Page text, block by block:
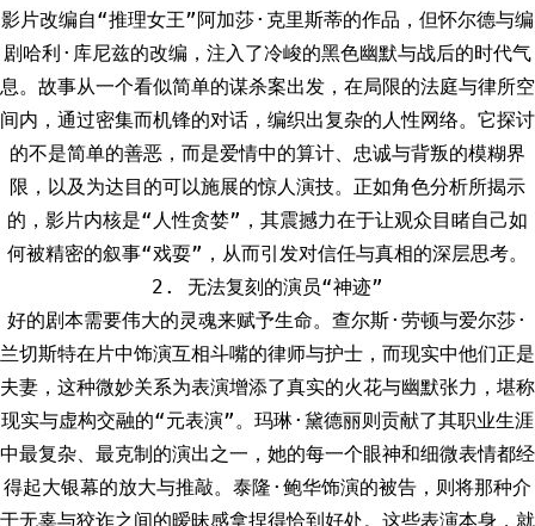
影片改编自“推理女王”阿加莎·克里斯蒂的作品，但怀尔德与编
剧哈利·库尼兹的改编，注入了冷峻的黑色幽默与战后的时代气
息。故事从一个看似简单的谋杀案出发，在局限的法庭与律所空
间内，通过密集而机锋的对话，编织出复杂的人性网络。它探讨
的不是简单的善恶，而是爱情中的算计、忠诚与背叛的模糊界
限，以及为达目的可以施展的惊人演技。正如角色分析所揭示
的，影片内核是“人性贪婪”，其震撼力在于让观众目睹自己如
何被精密的叙事“戏耍”，从而引发对信任与真相的深层思考。
2. 无法复刻的演员“神迹”
好的剧本需要伟大的灵魂来赋予生命。查尔斯·劳顿与爱尔莎·
兰切斯特在片中饰演互相斗嘴的律师与护士，而现实中他们正是
夫妻，这种微妙关系为表演增添了真实的火花与幽默张力，堪称
现实与虚构交融的“元表演”。玛琳·黛德丽则贡献了其职业生涯
中最复杂、最克制的演出之一，她的每一个眼神和细微表情都经
得起大银幕的放大与推敲。泰隆·鲍华饰演的被告，则将那种介
于无辜与狡诈之间的暧昧感拿捏得恰到好处。这些表演本身，就